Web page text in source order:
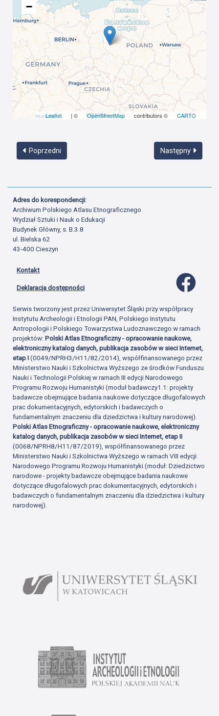
−
Leaflet | © OpenStreetMap contributors © CARTO
Poprzedni Następny
Adres do korespondencji:
Archiwum Polskiego Atlasu Etnograficznego
Wydział Sztuki i Nauk o Edukacji
Budynek Główny, s. B.3.8
ul. Bielska 62
43-400 Cieszyn
Kontakt
Deklaracja dostępności
Serwis tworzony jest przez Uniwersytet Śląski przy współpracy
Instytutu Archeologii i Etnologii PAN, Polskiego Instytutu
Antropologii i Polskiego Towarzystwa Ludoznawczego w ramach
projektów:Polski Atlas Etnograficzny - opracowanie naukowe,
elektroniczny katalog danych, publikacja zasobów w sieci Internet,
etap I(0049/NPRH3/H11/82/2014), współfinansowanego przez
Ministerstwo Nauki i Szkolnictwa Wyższego ze środków Funduszu
Nauki i Technologii Polskiej w ramach III edycji Narodowego
Programu Rozwoju Humanistyki (moduł badawczy1.1: projekty
badawcze obejmujące badania naukowe dotyczące długofalowych
prac dokumentacyjnych, edytorskich i badawczych o
fundamentalnym znaczeniu dla dziedzictwa i kultury narodowej).
Polski Atlas Etnograficzny - opracowanie naukowe, elektroniczny
katalog danych, publikacja zasobów w sieci Internet, etap II
(0068/NPRH8/H11/87/2019), współfinansowanego przez
Ministerstwo Nauki i Szkolnictwa Wyższego w ramach VIII edycji
Narodowego Programu Rozwoju Humanistyki (moduł: Dziedzictwo
narodowe - projekty badawcze obejmujące badania naukowe
dotyczące długofalowych prac dokumentacyjnych, edytorskich i
badawczych o fundamentalnym znaczeniu dla dziedzictwa i kultury
narodowej).